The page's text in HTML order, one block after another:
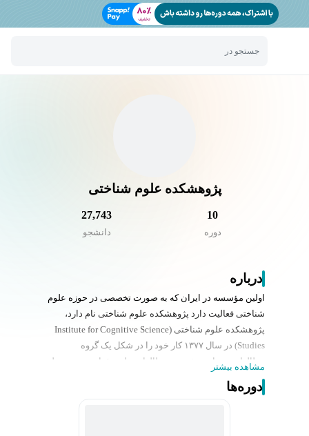
جستجو در
پژوهشکده علوم شناختی
10
دوره
27,743
دانشجو
درباره
اولین مؤسسه‌ در ایران که به صورت تخصصی در حوزه علوم
شناختی فعالیت دارد پژوهشکده علوم شناختی نام دارد،
پ‍ژوهشکده علوم شناختی (Institute for Cognitive Science
Studies) در سال ۱۳۷۷ کار خود را در شکل یک گروه
مطالعاتی به نام «مؤسسه مطالعات علوم شناختی» زیر نظر
خوانده می‌شود.
مشاهده بیشتر
دوره‌ها